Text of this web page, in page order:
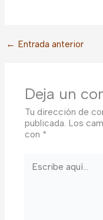
← Entrada anterior
Deja un
Tu dirección de
publicada. Los
con *
aquí...